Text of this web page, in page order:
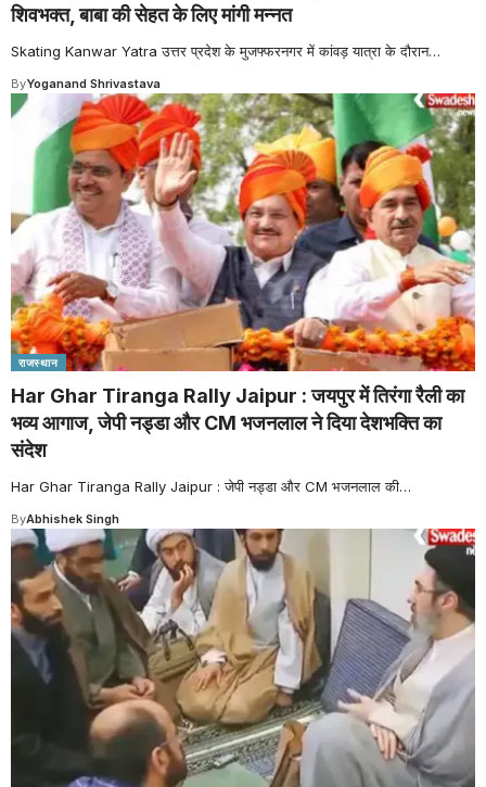
शिवभक्त, बाबा की सेहत के लिए मांगी मन्नत
Skating Kanwar Yatra उत्तर प्रदेश के मुजफ्फरनगर में कांवड़ यात्रा के दौरान…
ByYoganand Shrivastava
राजस्थान
Har Ghar Tiranga Rally Jaipur : जयपुर में तिरंगा रैली का
भव्य आगाज, जेपी नड्डा और CM भजनलाल ने दिया देशभक्ति का
संदेश
Har Ghar Tiranga Rally Jaipur : जेपी नड्डा और CM भजनलाल की…
ByAbhishek Singh